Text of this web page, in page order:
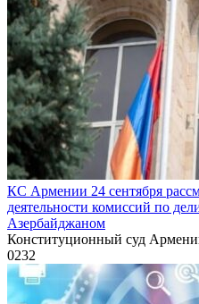
КС Армении 24 сентября
деятельности комиссий по
Азербайджаном
Конституционный суд
0232